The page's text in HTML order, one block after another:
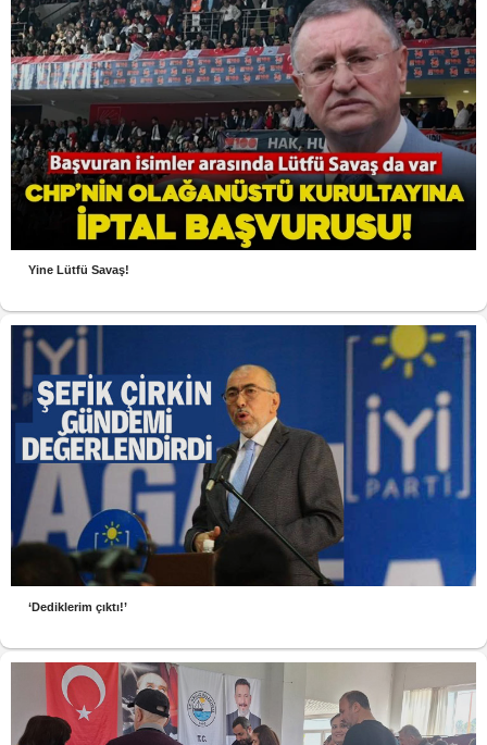
Yine Lütfü Savaş!
‘Dediklerim çıktı!’